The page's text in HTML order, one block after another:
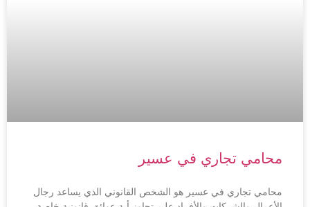
محامي تجاري في عسير
محامي تجاري في عسير هو الشخص القانوني الذي يساعد رجال